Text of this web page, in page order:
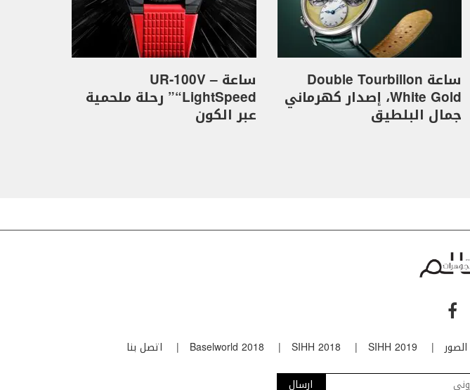
ساعة Double Tourbillon
White Gold، إصدار كهرماني
جمال البلطيق
ساعة UR-100V –
“LightSpeed” رحلة ملحمية
عبر الكون
SIHH 2019
SIHH 2018
Baselworld 2018
اتصل بنا